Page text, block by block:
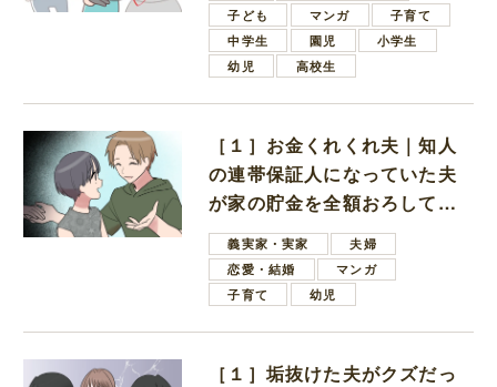
子ども
マンガ
子育て
中学生
園児
小学生
幼児
高校生
［１］お金くれくれ夫｜知人
の連帯保証人になっていた夫
が家の貯金を全額おろしてほ
しいと言ってきた
義実家・実家
夫婦
恋愛・結婚
マンガ
子育て
幼児
［１］垢抜けた夫がクズだっ